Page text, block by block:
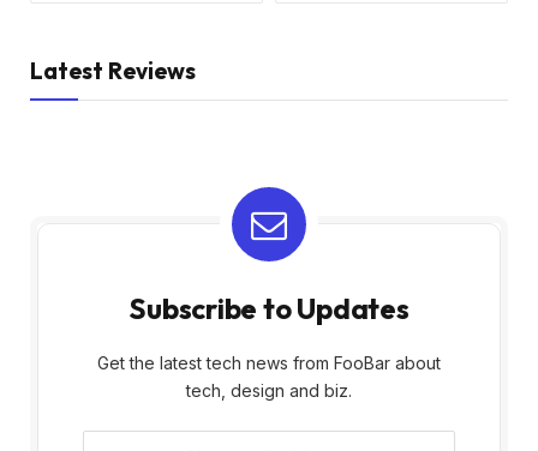
Latest Reviews
Subscribe to Updates
Get the latest tech news from FooBar about
tech, design and biz.